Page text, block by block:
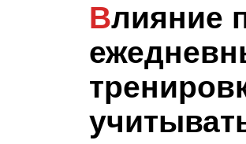
Влияние питания на